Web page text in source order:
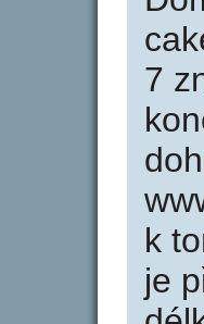
7
k
je